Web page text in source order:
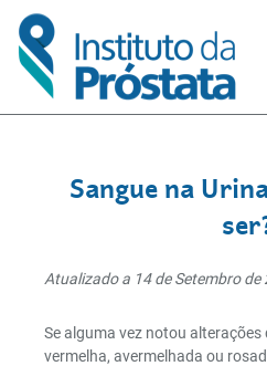
Sangue na
Atualizado a 14 de Setembro de
Se alguma vez notou
vermelha, avermelhada ou